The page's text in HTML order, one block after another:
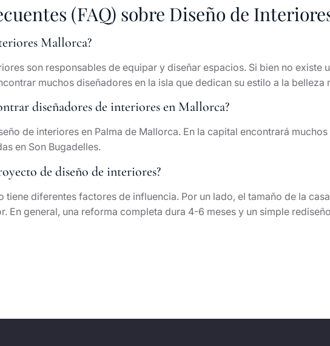
(FAQ) sobre Diseño de
Mallorca?
son responsables de equipar y diseñar espacios. Si bien no existe
muchos diseñadores en la isla que dedican su estilo a la belleza
diseñadores de interiores en Mallorca?
de interiores en Palma de Mallorca. En la capital encontrará
en Son Bugadelles.
de diseño de interiores?
tiene diferentes factores de influencia. Por un lado, el tamaño de la
En general, una reforma completa dura 4-6 meses y un simple